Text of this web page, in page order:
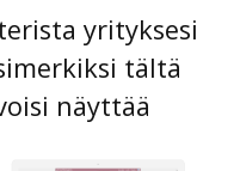
yrityksesi
tältä
näyttää